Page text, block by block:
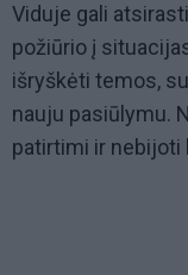
Viduje gali
požiūrio į
išryškėti temos,
nauju pasiūlymu.
patirtimi ir nebijoti